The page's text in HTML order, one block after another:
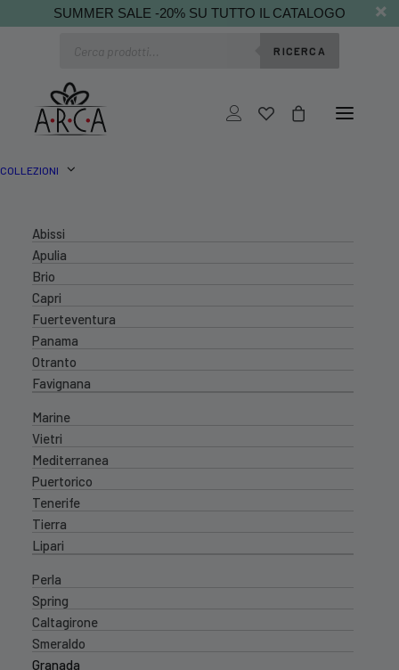
SUMMER SALE -20% SU TUTTO IL CATALOGO
RICERCA
COLLEZIONI
Abissi
Apulia
Brio
Capri
Fuerteventura
Panama
Otranto
Favignana
Marine
Vietri
Mediterranea
Puertorico
Tenerife
Tierra
Lipari
Perla
Spring
Caltagirone
Smeraldo
Granada